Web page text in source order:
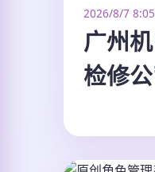
2026/8/7
广州
检修